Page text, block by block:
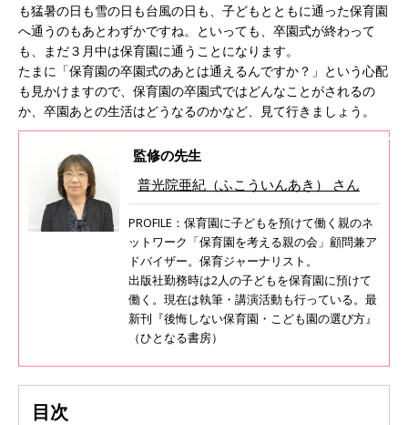
も猛暑の日も雪の日も台風の日も、子どもとともに通った保育園
へ通うのもあとわずかですね。といっても、卒園式が終わって
も、まだ３月中は保育園に通うことになります。
たまに「保育園の卒園式のあとは通えるんですか？」という心配
も見かけますので、保育園の卒園式ではどんなことがされるの
か、卒園あとの生活はどうなるのかなど、見て行きましょう。
監修の先生
普光院亜紀（ふこういんあき） さん
PROFILE：保育園に子どもを預けて働く親のネ
ットワーク「保育園を考える親の会」顧問兼ア
ドバイザー。保育ジャーナリスト。
出版社勤務時は2人の子どもを保育園に預けて
働く。現在は執筆・講演活動も行っている。最
新刊『後悔しない保育園・こども園の選び方』
（ひとなる書房）
目次